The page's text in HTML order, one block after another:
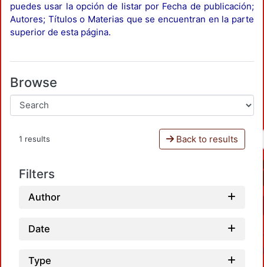
puedes usar la opción de listar por Fecha de publicación;
Autores; Títulos o Materias que se encuentran en la parte
superior de esta página.
Browse
1 results Back to results
Filters
Author
Date
Type